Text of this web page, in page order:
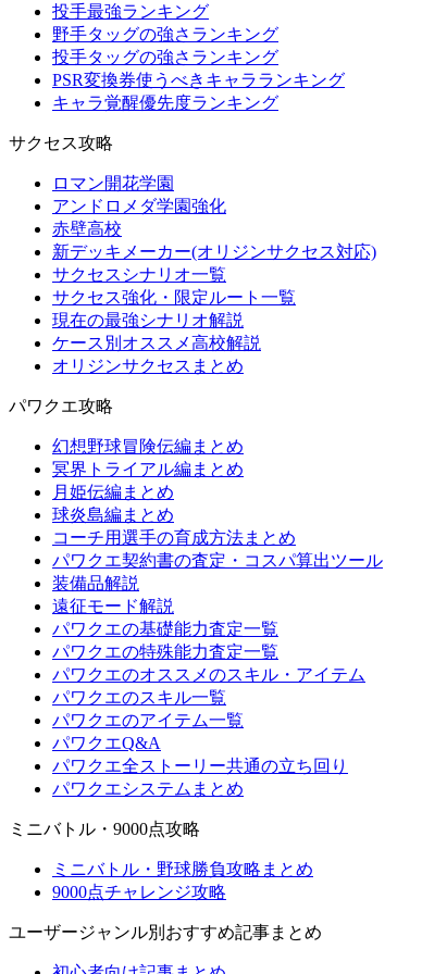
投手最強ランキング
野手タッグの強さランキング
投手タッグの強さランキング
PSR変換券使うべきキャラランキング
キャラ覚醒優先度ランキング
サクセス攻略
ロマン開花学園
アンドロメダ学園強化
赤壁高校
新デッキメーカー(オリジンサクセス対応)
サクセスシナリオ一覧
サクセス強化・限定ルート一覧
現在の最強シナリオ解説
ケース別オススメ高校解説
オリジンサクセスまとめ
パワクエ攻略
幻想野球冒険伝編まとめ
冥界トライアル編まとめ
月姫伝編まとめ
球炎島編まとめ
コーチ用選手の育成方法まとめ
パワクエ契約書の査定・コスパ算出ツール
装備品解説
遠征モード解説
パワクエの基礎能力査定一覧
パワクエの特殊能力査定一覧
パワクエのオススメのスキル・アイテム
パワクエのスキル一覧
パワクエのアイテム一覧
パワクエQ&A
パワクエ全ストーリー共通の立ち回り
パワクエシステムまとめ
ミニバトル・9000点攻略
ミニバトル・野球勝負攻略まとめ
9000点チャレンジ攻略
ユーザージャンル別おすすめ記事まとめ